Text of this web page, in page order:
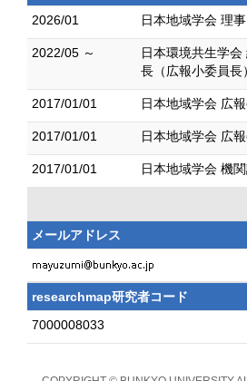
2026/01
日本地域学会 理事
2022/05 ～
日本環境共生学
長（広報小委員長）
2017/01/01 日本地域学会 広
2017/01/01 日本地域学会 広
2017/01/01 日本地域学会 機
メールアドレス
researchmap研究者コード
7000008033